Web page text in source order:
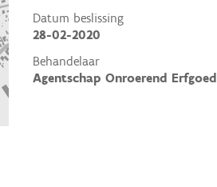
Datum beslissing
28-02-2020
Behandelaar
Agentschap Onroerend Erfgoed